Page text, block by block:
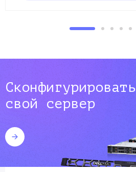
Сконфигурировать
свой сервер